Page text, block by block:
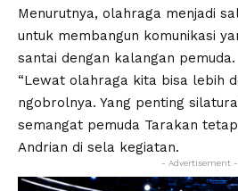
Menurutnya, olahraga menjadi
untuk membangun komunikasi
santai dengan kalangan pemuda.
“Lewat olahraga kita bisa lebih
ngobrolnya. Yang penting
semangat pemuda Tarakan
Andrian di sela kegiatan.
- Advertisement -